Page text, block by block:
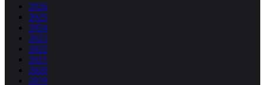
2026
2025
2024
2023
2022
2021
2020
2019